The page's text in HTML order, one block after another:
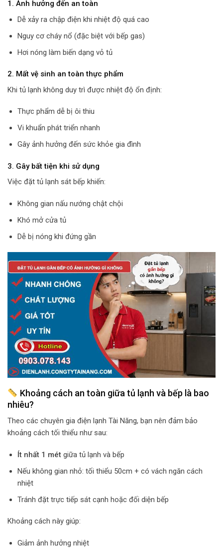
1. Ảnh hưởng đến an toàn
Dễ xảy ra chập điện khi nhiệt độ quá cao
Nguy cơ cháy nổ (đặc biệt với bếp gas)
Hơi nóng làm biến dạng vỏ tủ
2. Mất vệ sinh an toàn thực phẩm
Khi tủ lạnh không duy trì được nhiệt độ ổn định:
Thực phẩm dễ bị ôi thiu
Vi khuẩn phát triển nhanh
Gây ảnh hưởng đến sức khỏe gia đình
3. Gây bất tiện khi sử dụng
Việc đặt tủ lạnh sát bếp khiến:
Không gian nấu nướng chật chội
Khó mở cửa tủ
Dễ bị nóng khi đứng gần
Khoảng cách an toàn giữa tủ lạnh và bếp là bao
nhiêu?
Theo các chuyên gia điện lạnh Tài Năng, bạn nên đảm bảo
khoảng cách tối thiểu như sau:
Ít nhất 1 métgiữa tủ lạnh và bếp
Nếu không gian nhỏ: tối thiểu 50cm + có vách ngăn cách
nhiệt
Tránh đặt trực tiếp sát cạnh hoặc đối diện bếp
Khoảng cách này giúp:
Giảm ảnh hưởng nhiệt